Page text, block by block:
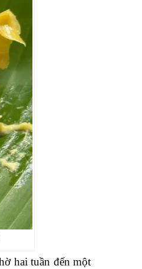
hai tuần đến một